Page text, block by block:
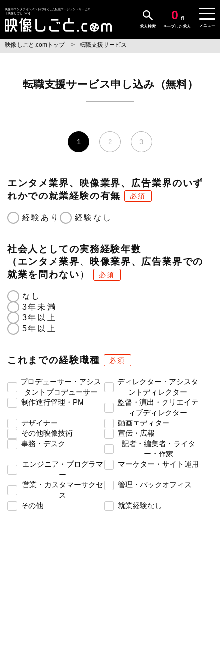
映像やエンタテインメントに特化した転職エージェントサービス
【映像しごと.com】
求人検索
0
件
キープした求人
メニュー
映像しごと.comトップ 転職支援サービス
転職支援サービス申し込み（無料）
1 2 3
エンタメ業界、映像業界、広告業界のいず
れかでの就業経験の有無
必須
経験あり 経験なし
社会人としての実務経験年数
（エンタメ業界、映像業界、広告業界での
就業を問わない）
必須
なし
3年未満
3年以上
5年以上
これまでの経験職種 必須
プロデューサー・アシス
タントプロデューサー
ディレクター・アシスタ
ントディレクター
制作進行管理・PM
監督・演出・クリエイテ
ィブディレクター
デザイナー
動画エディター
その他映像技術
宣伝・広報
事務・デスク
記者・編集者・ライタ
ー・作家
エンジニア・プログラマ
ー
マーケター・サイト運用
営業・カスタマーサクセ
ス
管理・バックオフィス
その他 就業経験なし